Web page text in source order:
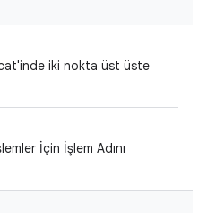
iki nokta üst üste
İçin İşlem Adını